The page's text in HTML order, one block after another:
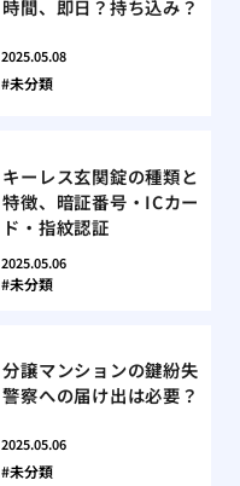
時間、即日？持ち込み？
2025.05.08
未分類
キーレス玄関錠の種類と
特徴、暗証番号・ICカー
ド・指紋認証
2025.05.06
未分類
分譲マンションの鍵紛失
警察への届け出は必要？
2025.05.06
未分類